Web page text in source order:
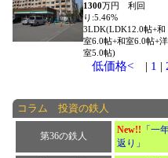
1300万円 利回
り:5.46%
3LDK(LDK12.0帖+和
室6.0帖+和室6.0帖+洋
室5.0帖)
低価格<| 1 |
コラム 投資の鉄人
第36の鉄人
New!! 「一
返り」